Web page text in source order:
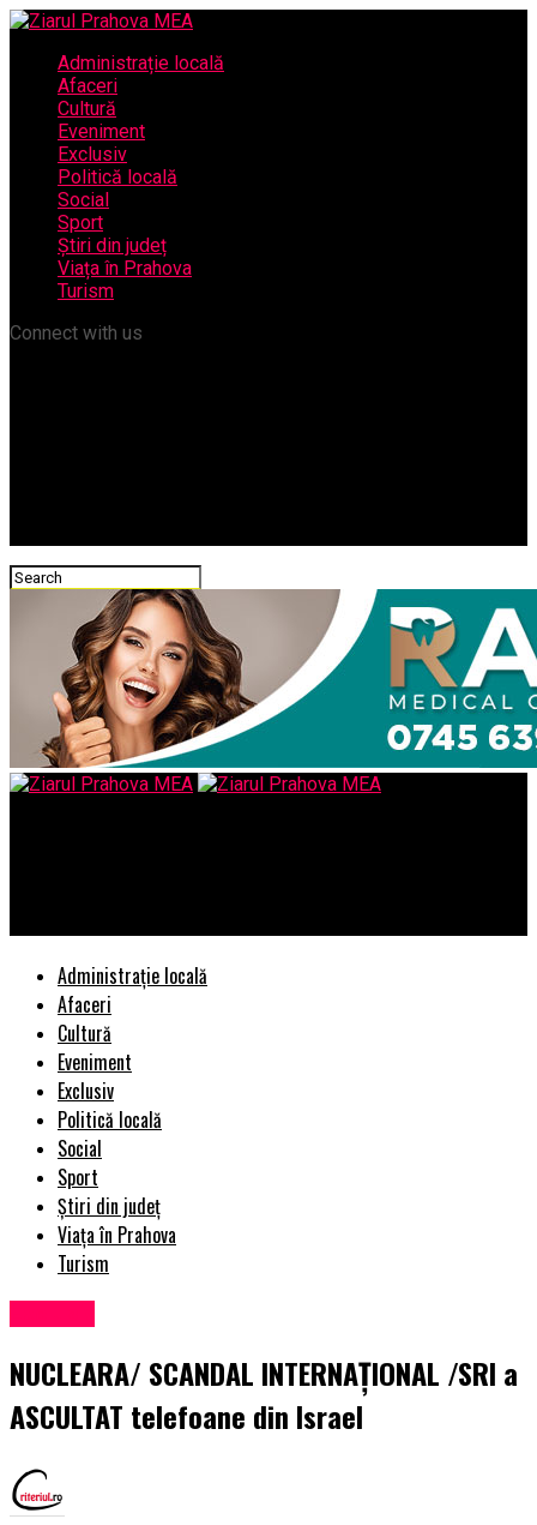
Administrație locală
Afaceri
Cultură
Eveniment
Exclusiv
Politică locală
Social
Sport
Știri din județ
Viața în Prahova
Turism
Connect with us
Administrație locală
Afaceri
Cultură
Eveniment
Exclusiv
Politică locală
Social
Sport
Știri din județ
Viața în Prahova
Turism
NUCLEARA/ SCANDAL INTERNAȚIONAL /SRI a
ASCULTAT telefoane din Israel